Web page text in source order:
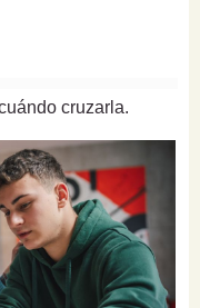
cruzarla.